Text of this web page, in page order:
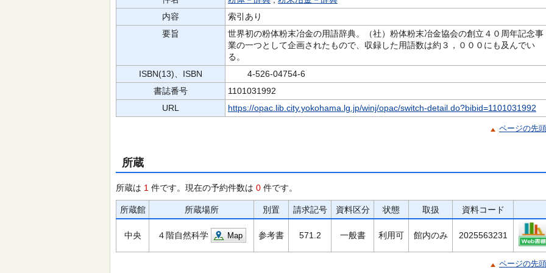
内容
索引あり
要旨
世界初の粉体粉末冶金の用語辞典。（社）粉体粉末冶金協会の創立４０周年記念事
業の一つとして企画されたもので、収録した用語数は約３，０００にも及んでい
る。
ISBN(13)、ISBN
4-526-04754-6
書誌番号
1101031992
URL
https://opac.lib.city.yokohama.lg.jp/winj/opac/switch-detail.do?bibid=1101031992
ページの先
所蔵
所蔵は 1 件です。現在の予約件数は 0 件です。
所蔵館 所蔵場所 別置 請求記号 資料区分 状態 取扱 資料コード
中央 ４階自然科学 Map 参考書 571.2 一般書 利用可 館内のみ 2025563231
ページの先